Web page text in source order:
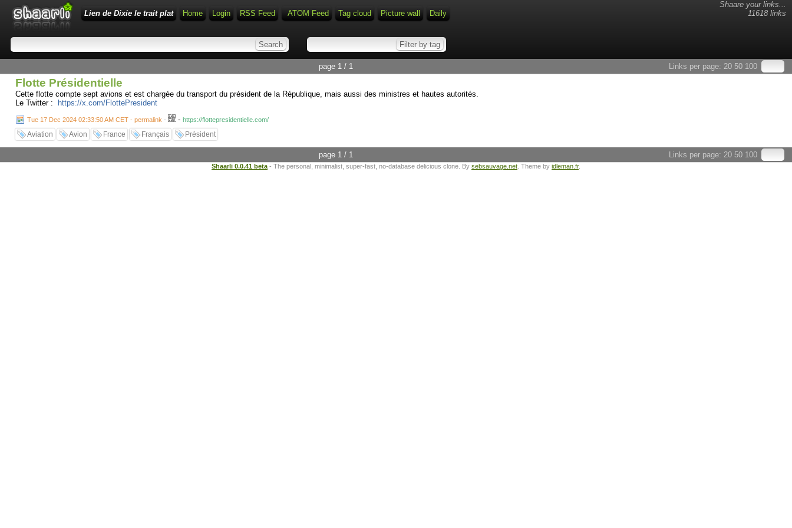
Shaare your links...
11618 links
Lien de Dixie le trait plat Home Login RSS Feed ATOM Feed Tag cloud Picture wall Daily
Links per page: 20 50 100
page 1 / 1
Flotte Présidentielle
Cette flotte compte sept avions et est chargée du transport du président de la République, mais aussi des ministres et hautes autorités.
Le Twitter :
https://x.com/FlottePresident
Tue 17 Dec 2024 02:33:50 AM CET - permalink - - https://flottepresidentielle.com/
Aviation Avion France Français Président
Links per page: 20 50 100
page 1 / 1
Shaarli 0.0.41 beta - The personal, minimalist, super-fast, no-database delicious clone. By sebsauvage.net . Theme by idleman.fr.